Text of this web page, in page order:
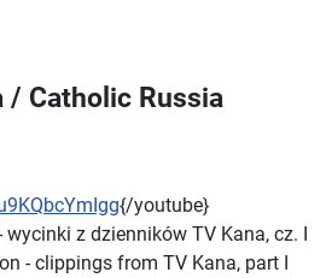
/ Catholic Russia
{/youtube}
wycinki z dzienników TV Kana, cz. I
- clippings from TV Kana, part I